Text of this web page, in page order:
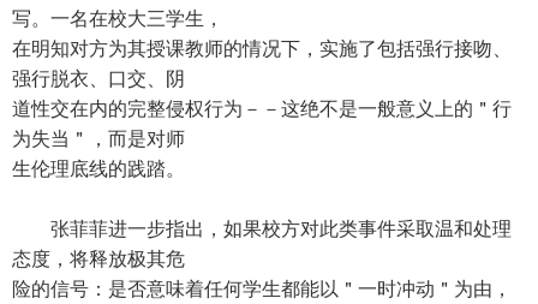
写。一名在校大三学生，
在明知对方为其授课教师的情况下，实施了包括强行接吻、
强行脱衣、口交、阴
道性交在内的完整侵权行为－－这绝不是一般意义上的＂行
为失当＂，而是对师
生伦理底线的践踏。
张菲菲进一步指出，如果校方对此类事件采取温和处理
态度，将释放极其危
险的信号：是否意味着任何学生都能以＂一时冲动＂为由，